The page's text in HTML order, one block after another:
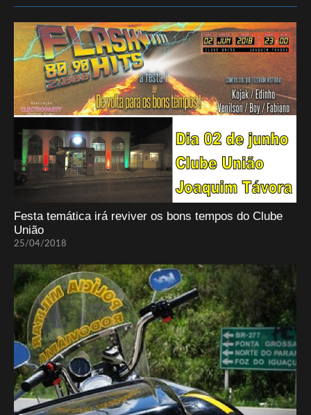
Festa temática irá reviver os bons tempos do Clube
União
25/04/2018